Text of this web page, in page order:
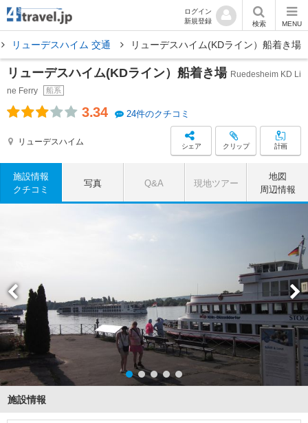
ログイン
新規登録
検索 MENU
リューデスハイム 交通 リューデスハイム(KDライン）船着き場
リューデスハイム(KDライン）船着き場 Ruedesheim KD Li
ne Ferry
船系
3.34 24件のクチコミ
リューデスハイム シェア クリップ 計画
施設情報
クチコミ
写真 Q&A 現地ツアー
地図
周辺情報
施設情報